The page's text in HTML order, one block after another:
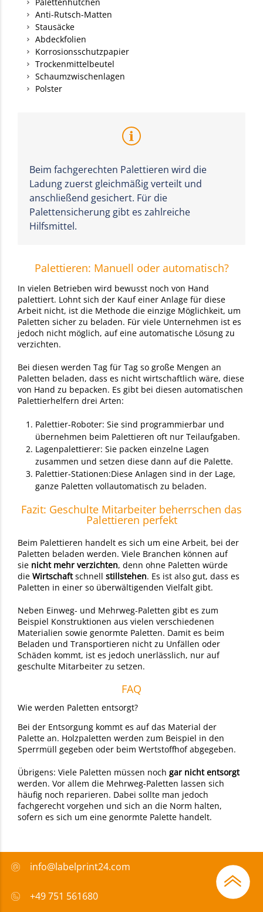
Anti-Rutsch-Matten
Stausäcke
Abdeckfolien
Korrosionsschutzpapier
Trockenmittelbeutel
Schaumzwischenlagen
Polster
Beim fachgerechten Palettieren wird die
Ladung zuerst gleichmäßig verteilt und
anschließend gesichert. Für die
Palettensicherung gibt es zahlreiche
Hilfsmittel.
Palettieren: Manuell oder automatisch?
In vielen Betrieben wird bewusst noch von Hand
palettiert. Lohnt sich der Kauf einer Anlage für diese
Arbeit nicht, ist die Methode die einzige Möglichkeit, um
Paletten sicher zu beladen. Für viele Unternehmen ist es
jedoch nicht möglich, auf eine automatische Lösung zu
verzichten.
Bei diesen werden Tag für Tag so große Mengen an
Paletten beladen, dass es nicht wirtschaftlich wäre, diese
von Hand zu bepacken. Es gibt bei diesen automatischen
Palettierhelfern drei Arten:
Palettier-Roboter: Sie sind programmierbar und
übernehmen beim Palettieren oft nur Teilaufgaben.
Lagenpalettierer: Sie packen einzelne Lagen
zusammen und setzen diese dann auf die Palette.
Palettier-Stationen:Diese Anlagen sind in der Lage,
ganze Paletten vollautomatisch zu beladen.
Fazit: Geschulte Mitarbeiter beherrschen das
Palettieren perfekt
Beim Palettieren handelt es sich um eine Arbeit, bei der
Paletten beladen werden. Viele Branchen können auf
sie nicht mehr verzichten, denn ohne Paletten würde
die Wirtschaft schnell stillstehen. Es ist also gut, dass es
Paletten in einer so überwältigenden Vielfalt gibt.
Neben Einweg- und Mehrweg-Paletten gibt es zum
Beispiel Konstruktionen aus vielen verschiedenen
Materialien sowie genormte Paletten. Damit es beim
Beladen und Transportieren nicht zu Unfällen oder
Schäden kommt, ist es jedoch unerlässlich, nur auf
geschulte Mitarbeiter zu setzen.
FAQ
Wie werden Paletten entsorgt?
Bei der Entsorgung kommt es auf das Material der
Palette an. Holzpaletten werden zum Beispiel in den
Sperrmüll gegeben oder beim Wertstoffhof abgegeben.
Übrigens: Viele Paletten müssen noch gar nicht entsorgt
werden. Vor allem die Mehrweg-Paletten lassen sich
häufig noch reparieren. Dabei sollte man jedoch
fachgerecht vorgehen und sich an die Norm halten,
sofern es sich um eine genormte Palette handelt.
info@labelprint24.com
+49 751 561680